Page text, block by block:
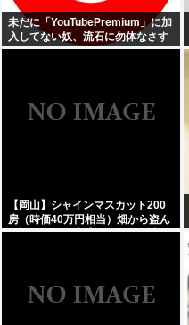
未だに「YouTubePremium」に加
入してない奴、流石に勿体なさす
ぎるwww
【岡山】シャインマスカット200
房（時価40万円相当）畑から盗ん
だ疑いで男を逮捕 ネットで販売